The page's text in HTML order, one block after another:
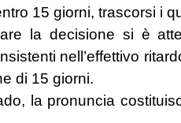
15 giorni, trascorsi i
la decisione si è
nell’effettivo
di 15 giorni.
la pronuncia